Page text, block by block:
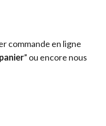
commande en ligne
” ou encore nous